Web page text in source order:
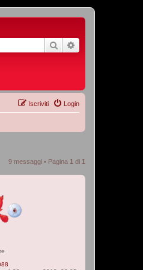
Cerca
Login
Iscriviti
9 messaggi • Pagina 1 di 1